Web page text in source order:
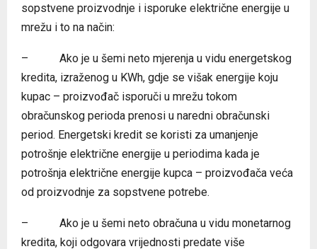
sopstvene proizvodnje i isporuke električne energije u
mrežu i to na način:
– Ako je u šemi neto mjerenja u vidu energetskog
kredita, izraženog u KWh, gdje se višak energije koju
kupac – proizvođač isporuči u mrežu tokom
obračunskog perioda prenosi u naredni obračunski
period. Energetski kredit se koristi za umanjenje
potrošnje električne energije u periodima kada je
potrošnja električne energije kupca – proizvođača veća
od proizvodnje za sopstvene potrebe.
– Ako je u šemi neto obračuna u vidu monetarnog
kredita, koji odgovara vrijednosti predate više